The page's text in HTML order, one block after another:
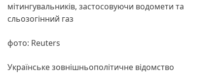
мітингувальників, застосовуючи водомети та
сльозогінний газ
фото: Reuters
Українське зовнішньополітичне відомство